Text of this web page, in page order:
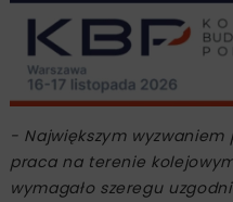
- Największym wyzwaniem
praca na terenie
wymagało szeregu